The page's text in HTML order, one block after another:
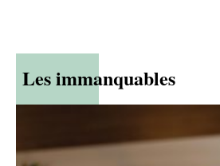
Les immanquables